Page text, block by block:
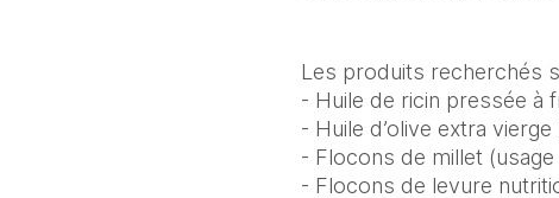
Les produits recherchés
- Huile de ricin pressée à
- Huile d’olive extra
- Flocons de millet (usage
- Flocons de levure